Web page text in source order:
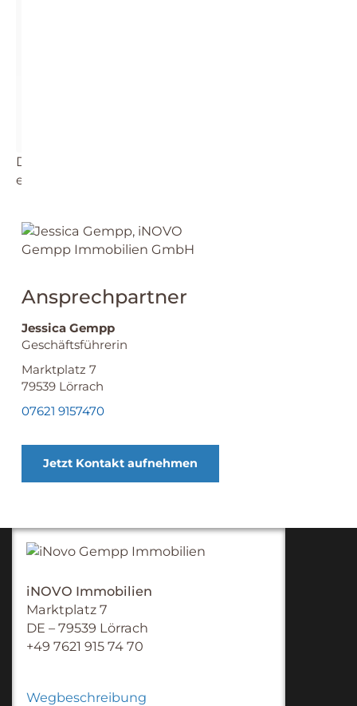
Die dargestellte Position der Immobilie ist nur
eine ungefähre Angabe.
Ansprechpartner
Jessica Gempp
Geschäftsführerin
Marktplatz 7
79539 Lörrach
07621 9157470
Jetzt Kontakt aufnehmen
iNOVO Immobilien
Marktplatz 7
DE – 79539 Lörrach
+49 7621 915 74 70
Wegbeschreibung